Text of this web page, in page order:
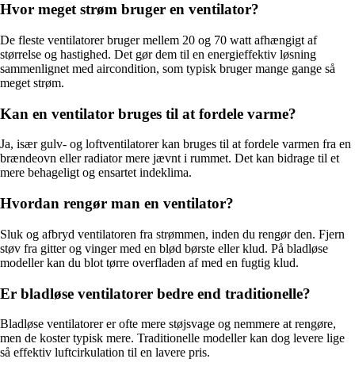
Hvor meget strøm bruger en ventilator?
De fleste ventilatorer bruger mellem 20 og 70 watt afhængigt af
størrelse og hastighed. Det gør dem til en energieffektiv løsning
sammenlignet med aircondition, som typisk bruger mange gange så
meget strøm.
Kan en ventilator bruges til at fordele varme?
Ja, især gulv- og loftventilatorer kan bruges til at fordele varmen fra en
brændeovn eller radiator mere jævnt i rummet. Det kan bidrage til et
mere behageligt og ensartet indeklima.
Hvordan rengør man en ventilator?
Sluk og afbryd ventilatoren fra strømmen, inden du rengør den. Fjern
støv fra gitter og vinger med en blød børste eller klud. På bladløse
modeller kan du blot tørre overfladen af med en fugtig klud.
Er bladløse ventilatorer bedre end traditionelle?
Bladløse ventilatorer er ofte mere støjsvage og nemmere at rengøre,
men de koster typisk mere. Traditionelle modeller kan dog levere lige
så effektiv luftcirkulation til en lavere pris.